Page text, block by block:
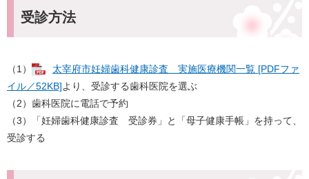
受診方法
（1）
太宰府市妊婦歯科健康診査 実施医療機関一覧 [PDFファ
イル／52KB]より、受診する歯科医院を選ぶ
（2）歯科医院に電話で予約
（3）「妊婦歯科健康診査 受診券」と「母子健康手帳」を持って、
受診する